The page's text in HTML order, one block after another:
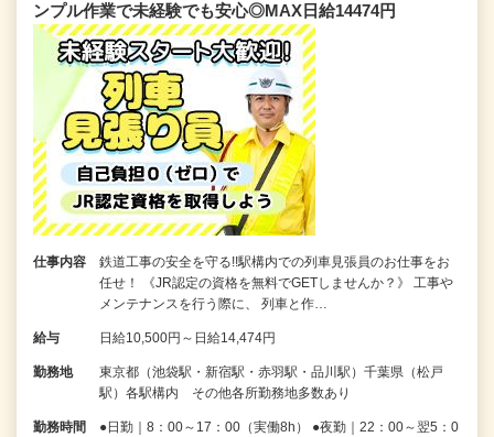
ンプル作業で未経験でも安心◎MAX日給14474円
仕事内容
鉄道工事の安全を守る!!駅構内での列車見張員のお仕事をお
任せ！ 《JR認定の資格を無料でGETしませんか？》 工事や
メンテナンスを行う際に、 列車と作…
給与 日給10,500円～日給14,474円
勤務地
東京都（池袋駅・新宿駅・赤羽駅・品川駅）千葉県（松戸
駅）各駅構内 その他各所勤務地多数あり
勤務時間
●日勤｜8：00～17：00（実働8h） ●夜勤｜22：00～翌5：0